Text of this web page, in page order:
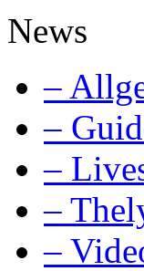
News
–
–
–
–
–